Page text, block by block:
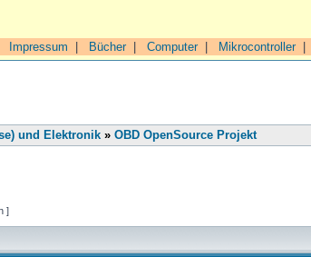
Impressum Bücher| Computer| Mikrocontroller|
und Elektronik » OBD OpenSource Projekt
]